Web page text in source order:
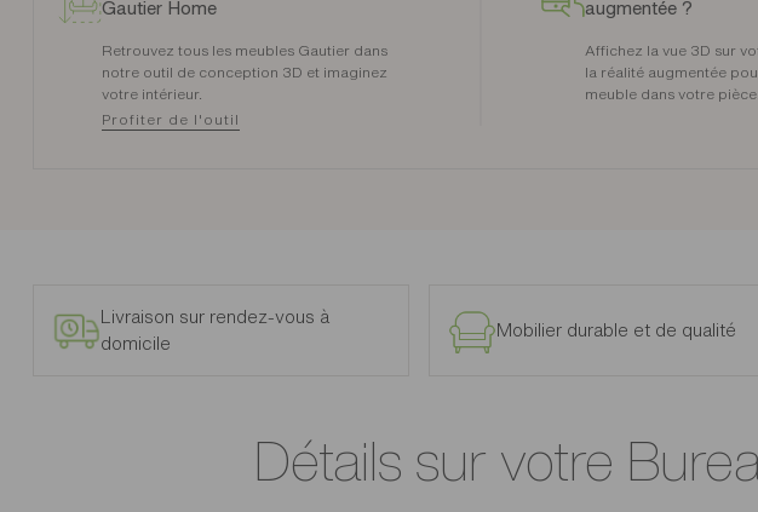
Gautier Home
Retrouvez tous les meubles Gautier dans
notre outil de conception 3D et imaginez
votre intérieur.
Profiter de l'outil
augmentée ?
Affichez la vue 3D sur
la réalité augmentée
meuble dans votre pièce.
Livraison sur rendez-vous à
domicile
Mobilier durable et de qualité
Détails sur votre